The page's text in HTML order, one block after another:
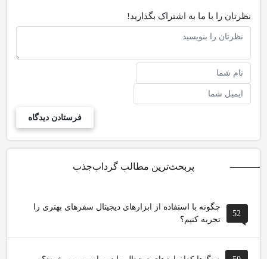
نظرتان را با ما به اشتراک بگذارید!
پربحث‌ترین مطالب گرداب‌جذب
52
چگونه با استفاده از ابزارهای دیجیتال سفرهای بهتری را
تجربه کنیم؟